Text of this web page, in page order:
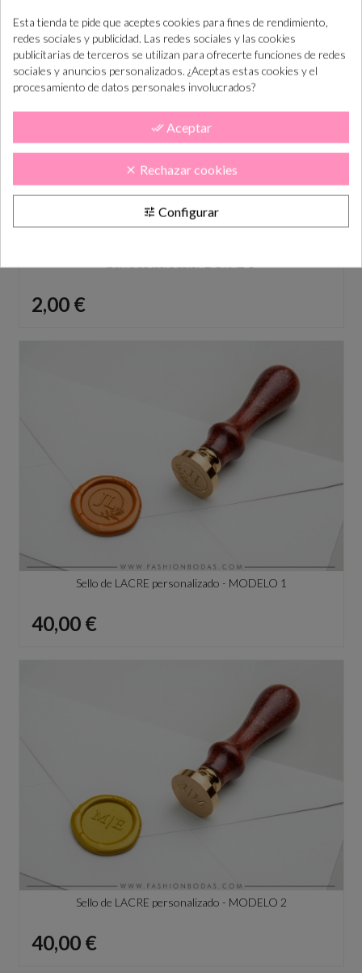
Precio
2,00 €
Sello de LACRE personalizado - MODELO 1
Precio
40,00 €
Sello de LACRE personalizado - MODELO 2
Precio
40,00 €
Esta tienda te pide que aceptes cookies para fines de rendimiento,
redes sociales y publicidad. Las redes sociales y las cookies
publicitarias de terceros se utilizan para ofrecerte funciones de redes
sociales y anuncios personalizados. ¿Aceptas estas cookies y el
procesamiento de datos personales involucrados?
done_all Aceptar
clear Rechazar cookies
tune Configurar